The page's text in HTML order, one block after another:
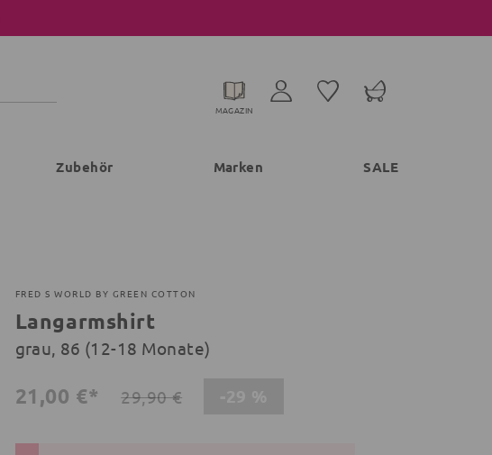
MAGAZIN
Zubehör Marken SALE
FRED S WORLD BY GREEN COTTON
Langarmshirt
grau, 86 (12-18 Monate)
21,00 €* 29,90 €